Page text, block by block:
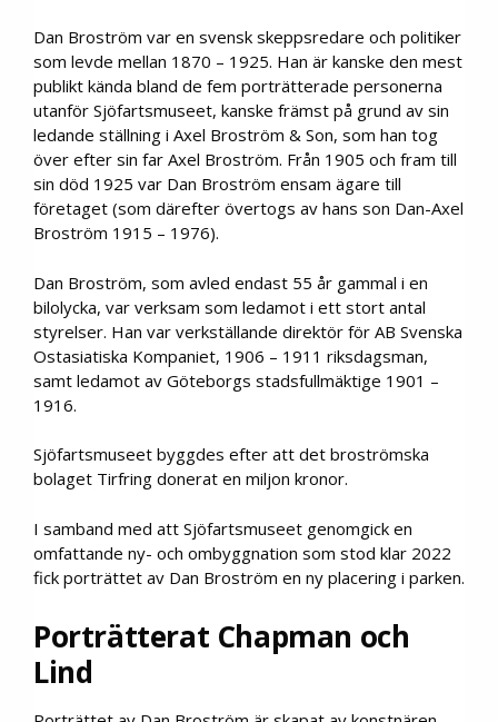
Dan Broström var en svensk skeppsredare och politiker
som levde mellan 1870 – 1925. Han är kanske den mest
publikt kända bland de fem porträtterade personerna
utanför Sjöfartsmuseet, kanske främst på grund av sin
ledande ställning i Axel Broström & Son, som han tog
över efter sin far Axel Broström. Från 1905 och fram till
sin död 1925 var Dan Broström ensam ägare till
företaget (som därefter övertogs av hans son Dan-Axel
Broström 1915 – 1976).
Dan Broström, som avled endast 55 år gammal i en
bilolycka, var verksam som ledamot i ett stort antal
styrelser. Han var verkställande direktör för AB Svenska
Ostasiatiska Kompaniet, 1906 – 1911 riksdagsman,
samt ledamot av Göteborgs stadsfullmäktige 1901 –
1916.
Sjöfartsmuseet byggdes efter att det broströmska
bolaget Tirfring donerat en miljon kronor.
I samband med att Sjöfartsmuseet genomgick en
omfattande ny- och ombyggnation som stod klar 2022
fick porträttet av Dan Broström en ny placering i parken.
Porträtterat Chapman och
Lind